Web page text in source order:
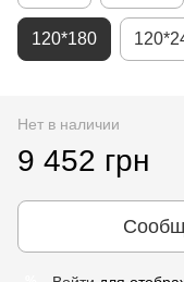
120*180
Нет в наличии
9 452 грн